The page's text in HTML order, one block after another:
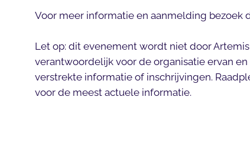
Voor meer informatie en aanmelding bezoek
Let op: dit evenement wordt niet door
verantwoordelijk voor de organisatie ervan
verstrekte informatie of inschrijvingen.
voor de meest actuele informatie.